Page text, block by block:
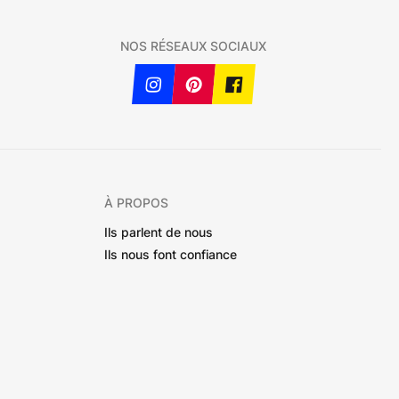
NOS RÉSEAUX SOCIAUX
À PROPOS
Ils parlent de nous
Ils nous font confiance